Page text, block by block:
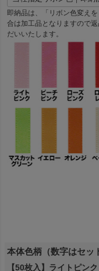
必
須
即納品は、「リボン色変え
合は加工品となりますので
だいいたします。
本体色柄（数字はセッ
【50枚入】ライトピンク